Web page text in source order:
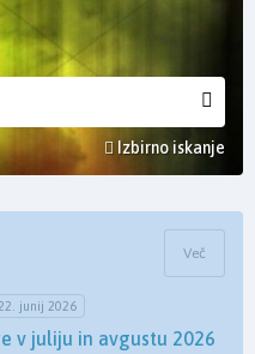
Izbirno iskanje
Več
junij 2026
v juliju in avgustu 2026